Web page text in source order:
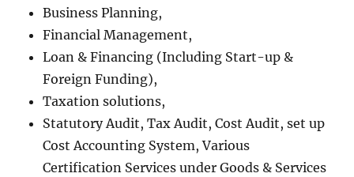
Business Planning,
Financial Management,
Loan & Financing (Including Start-up &
Foreign Funding),
Taxation solutions,
Statutory Audit, Tax Audit, Cost Audit, set up
Cost Accounting System, Various
Certification Services under Goods & Services